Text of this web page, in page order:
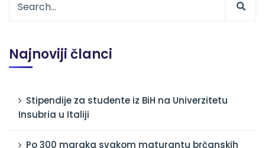
Najnoviji članci
Stipendije za studente iz BiH na Univerzitetu
Insubria u Italiji
Po 300 maraka svakom maturantu brčanskih